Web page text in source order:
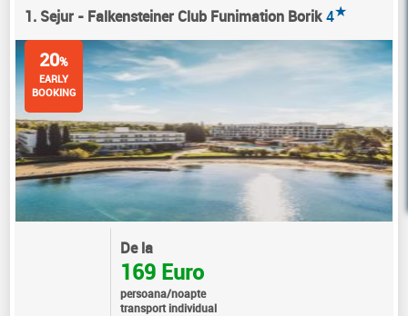
1. Sejur - Falkensteiner Club Funimation Borik 4★
20%
EARLY
BOOKING
De la
169 Euro
persoana/noapte
transport individual